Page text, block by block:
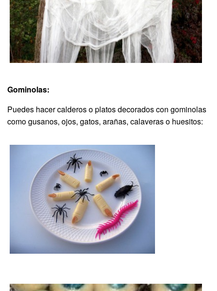
Gominolas:
Puedes hacer calderos o platos decorados con gominolas
como gusanos, ojos, gatos, arañas, calaveras o huesitos: